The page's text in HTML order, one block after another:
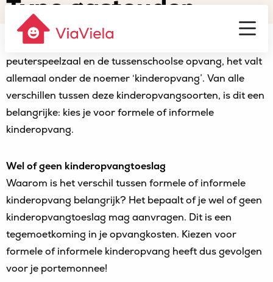
Gastouderbureau
ViaViela
Type gastouder
Het kinderdagverblijf, gastouderopvang, de
peuterspeelzaal en de tussenschoolse opvang, het valt
allemaal onder de noemer ‘kinderopvang’. Van alle
verschillen tussen deze kinderopvangsoorten, is dit een
belangrijke: kies je voor formele of informele
kinderopvang.
Wel of geen kinderopvangtoeslag
Waarom is het verschil tussen formele of informele
kinderopvang belangrijk? Het bepaalt of je wel of geen
kinderopvangtoeslag mag aanvragen. Dit is een
tegemoetkoming in je opvangkosten. Kiezen voor
formele of informele kinderopvang heeft dus gevolgen
voor je portemonnee!